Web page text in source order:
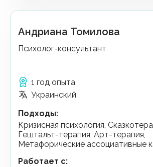
Андриана Томилова
Психолог-консультант
1 год опыта
Украинский
Подходы:
Кризисная психология, Сказкотерапия, Коучинг,
Гештальт-терапия, Арт-терапия,
Метафорические ассоциативные
Работает с: